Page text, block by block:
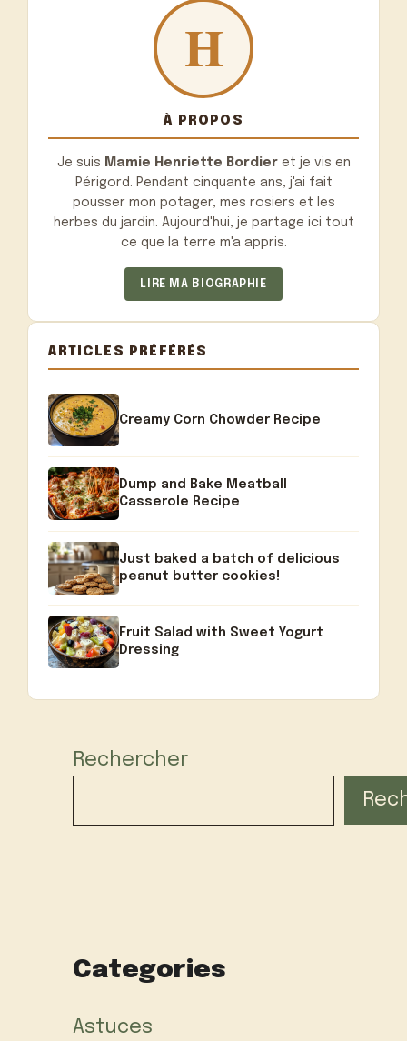
À PROPOS
Je suis Mamie Henriette Bordieret je vis en
Périgord. Pendant cinquante ans, j'ai fait
pousser mon potager, mes rosiers et les
herbes du jardin. Aujourd'hui, je partage ici tout
ce que la terre m'a appris.
LIRE MA BIOGRAPHIE
ARTICLES PRÉFÉRÉS
Creamy Corn Chowder Recipe
Dump and Bake Meatball
Casserole Recipe
Just baked a batch of delicious
peanut butter cookies!
Fruit Salad with Sweet Yogurt
Dressing
Rechercher
Categories
Astuces